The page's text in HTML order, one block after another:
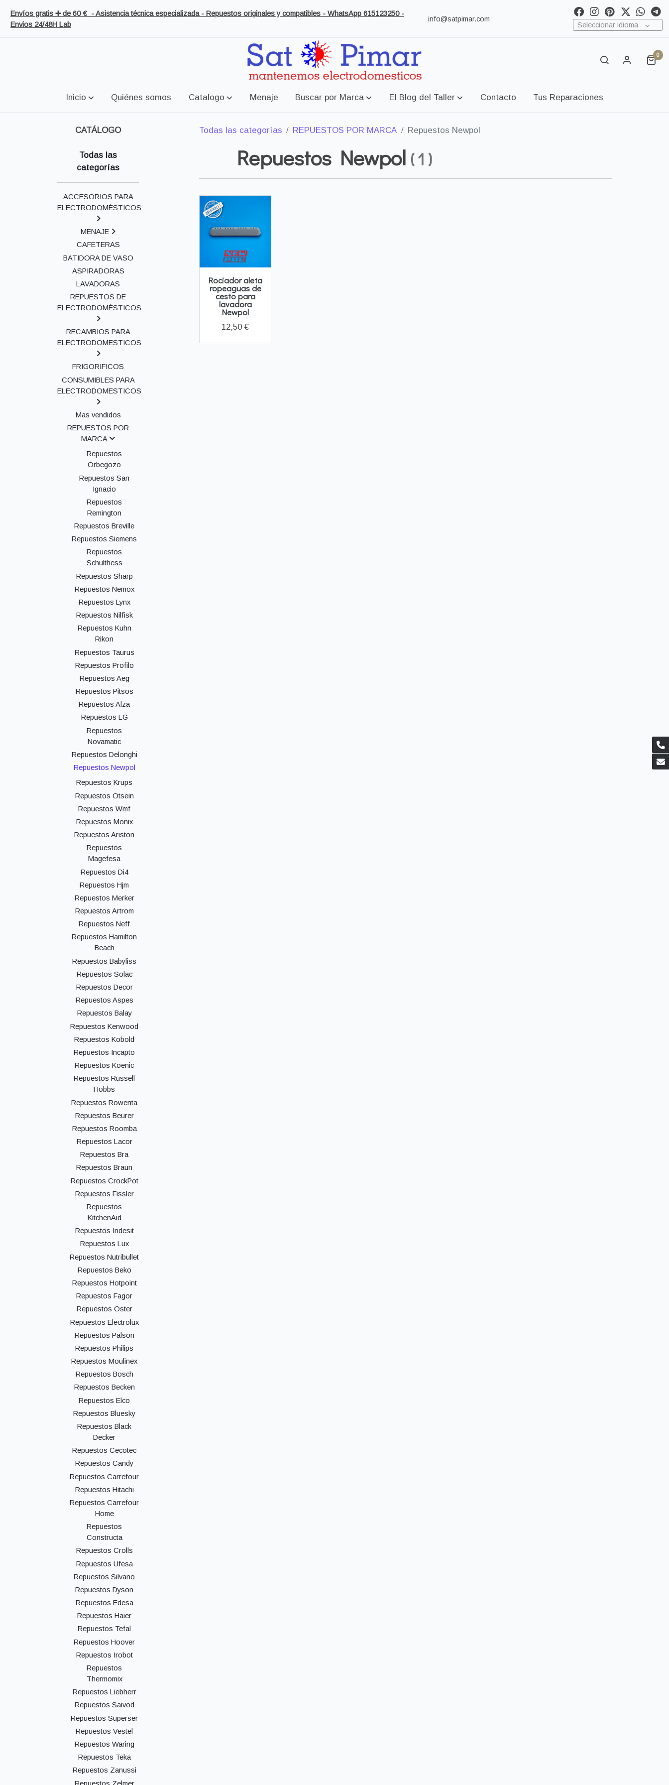
Envíos gratis ➕ de 60 € - Asistencia técnica especializada - Repuestos originales y compatibles - WhatsApp 615123250 -
Envios 24/48H Lab
info@satpimar.com
Seleccionar idioma
0
Inicio Quiénes somos Catalogo Menaje Buscar por Marca El Blog del Taller Contacto Tus Reparaciones
CATÁLOGO
Todas las
categorías
ACCESORIOS PARA
ELECTRODOMÉSTICOS
MENAJE
CAFETERAS
BATIDORA DE VASO
ASPIRADORAS
LAVADORAS
REPUESTOS DE
ELECTRODOMÉSTICOS
RECAMBIOS PARA
ELECTRODOMESTICOS
FRIGORIFICOS
CONSUMIBLES PARA
ELECTRODOMESTICOS
Mas vendidos
REPUESTOS POR
MARCA
Repuestos
Orbegozo
Repuestos San
Ignacio
Repuestos
Remington
Repuestos Breville
Repuestos Siemens
Repuestos
Schulthess
Repuestos Sharp
Repuestos Nemox
Repuestos Lynx
Repuestos Nilfisk
Repuestos Kuhn
Rikon
Repuestos Taurus
Repuestos Profilo
Repuestos Aeg
Repuestos Pitsos
Repuestos Alza
Repuestos LG
Repuestos
Novamatic
Repuestos Delonghi
Repuestos Newpol
Repuestos Krups
Repuestos Otsein
Repuestos Wmf
Repuestos Monix
Repuestos Ariston
Repuestos
Magefesa
Repuestos Di4
Repuestos Hjm
Repuestos Merker
Repuestos Artrom
Repuestos Neff
Repuestos Hamilton
Beach
Repuestos Babyliss
Repuestos Solac
Repuestos Decor
Repuestos Aspes
Repuestos Balay
Repuestos Kenwood
Repuestos Kobold
Repuestos Incapto
Repuestos Koenic
Repuestos Russell
Hobbs
Repuestos Rowenta
Repuestos Beurer
Repuestos Roomba
Repuestos Lacor
Repuestos Bra
Repuestos Braun
Repuestos CrockPot
Repuestos Fissler
Repuestos
KitchenAid
Repuestos Indesit
Repuestos Lux
Repuestos Nutribullet
Repuestos Beko
Repuestos Hotpoint
Repuestos Fagor
Repuestos Oster
Repuestos Electrolux
Repuestos Palson
Repuestos Philips
Repuestos Moulinex
Repuestos Bosch
Repuestos Becken
Repuestos Elco
Repuestos Bluesky
Repuestos Black
Decker
Repuestos Cecotec
Repuestos Candy
Repuestos Carrefour
Repuestos Hitachi
Repuestos Carrefour
Home
Repuestos
Constructa
Repuestos Crolls
Repuestos Ufesa
Repuestos Silvano
Repuestos Dyson
Repuestos Edesa
Repuestos Haier
Repuestos Tefal
Repuestos Hoover
Repuestos Irobot
Repuestos
Thermomix
Repuestos Liebherr
Repuestos Saivod
Repuestos Superser
Repuestos Vestel
Repuestos Waring
Repuestos Teka
Repuestos Zanussi
Repuestos Zelmer
Todas las categorías REPUESTOS POR MARCA Repuestos Newpol
Repuestos Newpol (1 )
Rociador aleta
ropeaguas de
cesto para
lavadora
Newpol
12,50 €